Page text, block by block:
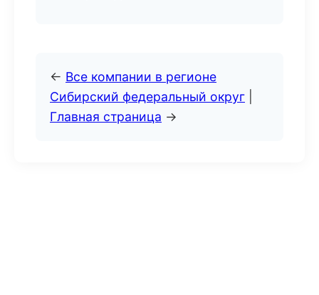
← Все компании в регионе
Сибирский федеральный округ
Главная страница →